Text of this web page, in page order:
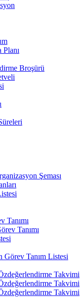
Planı
Broşürü
Şeması
Tanımı
Tanımı
Tanım Listesi
Takvimi
Takvimi
Takvimi